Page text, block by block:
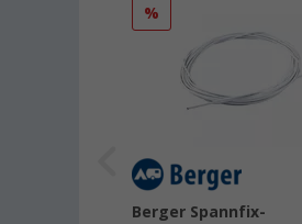
%
Berger Spannfix-